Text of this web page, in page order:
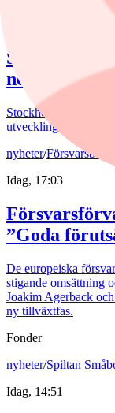
ned
Stockholmsbörsen
utveckling som
nyheter/Försvarsbolag
Idag, 17:03
”Goda
De europeiska
stigande omsättning
Joakim Agerback
ny tillväxtfas.
Fonder
nyheter/Spiltan
Idag, 14:51